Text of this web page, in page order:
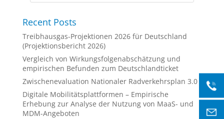
Recent Posts
Treibhausgas-Projektionen 2026 für Deutschland
(Projektionsbericht 2026)
Vergleich von Wirkungsfolgenabschätzung und
empirischen Befunden zum Deutschlandticket
Zwischenevaluation Nationaler Radverkehrsplan 3.0
Digitale Mobilitätsplattformen – Empirische
Erhebung zur Analyse der Nutzung von MaaS- und
MDM-Angeboten